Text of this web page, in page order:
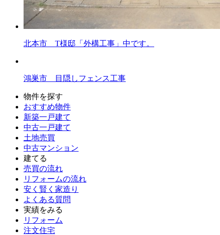
北本市 T様邸「外構工事」中です。
鴻巣市 目隠しフェンス工事
物件を探す
おすすめ物件
新築一戸建て
中古一戸建て
土地売買
中古マンション
建てる
売買の流れ
リフォームの流れ
安く賢く家造り
よくある質問
実績をみる
リフォーム
注文住宅